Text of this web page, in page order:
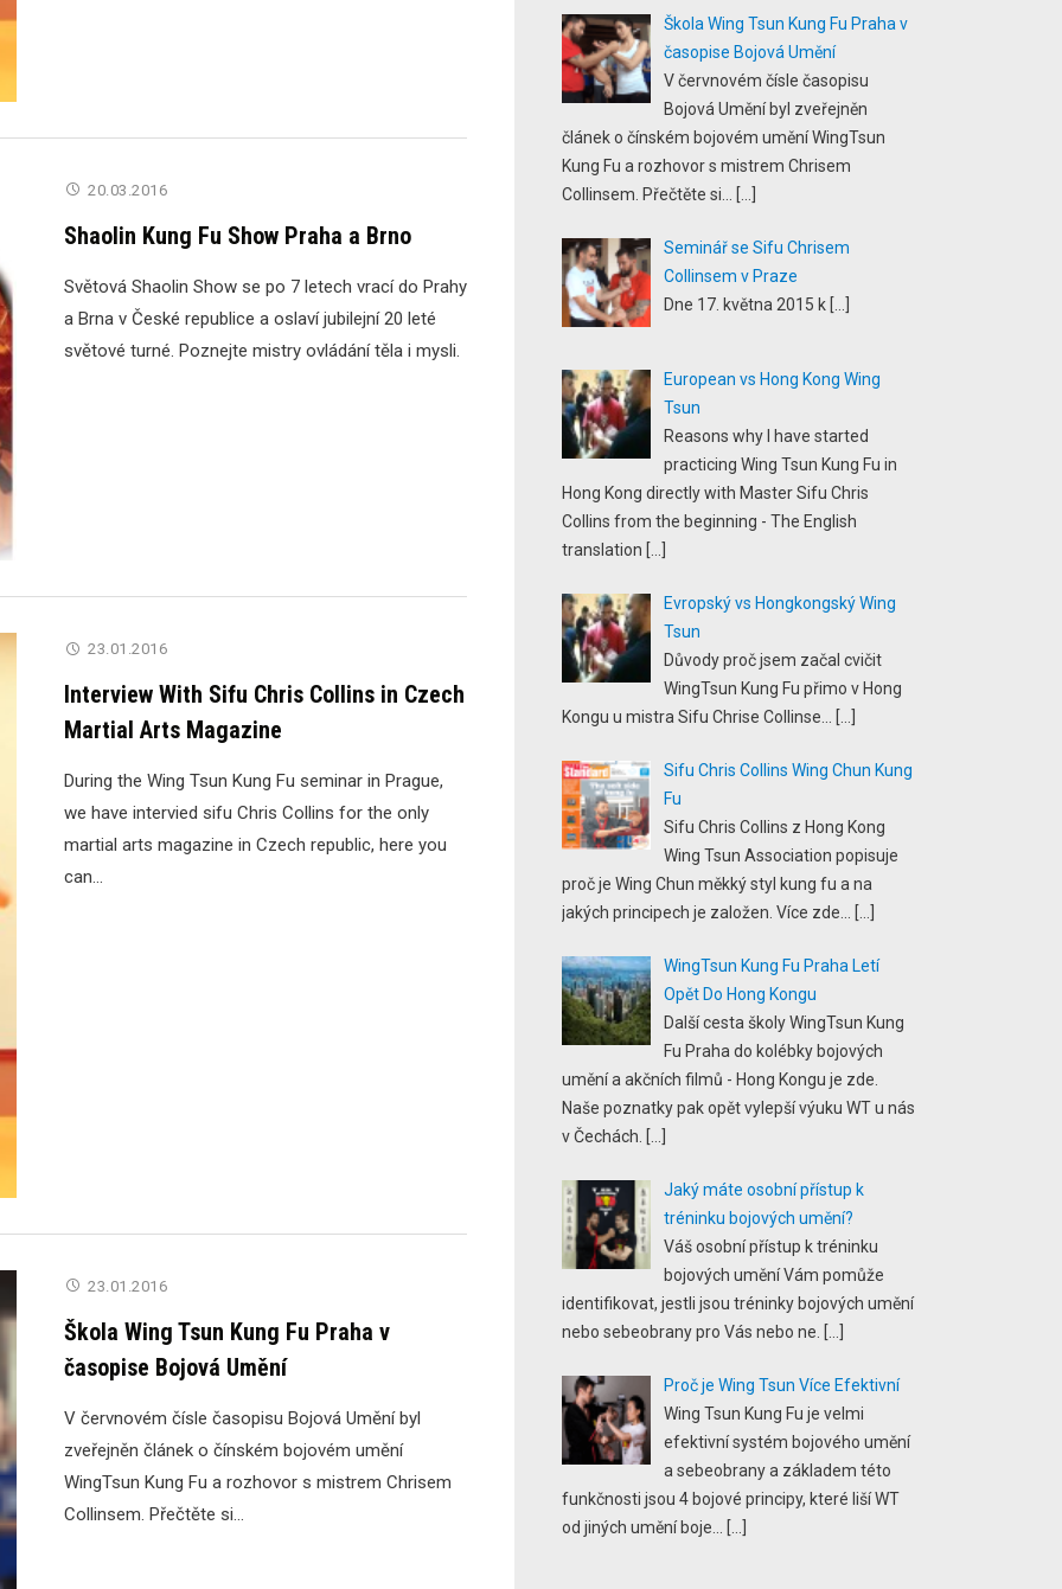
20.03.2016
Shaolin Kung Fu Show Praha a Brno
Světová Shaolin Show se po 7 letech vrací do Prahy
a Brna v České republice a oslaví jubilejní 20 leté
světové turné. Poznejte mistry ovládání těla i mysli.
23.01.2016
Interview With Sifu Chris Collins in Czech
Martial Arts Magazine
During the Wing Tsun Kung Fu seminar in Prague,
we have intervied sifu Chris Collins for the only
martial arts magazine in Czech republic, here you
can...
23.01.2016
Škola Wing Tsun Kung Fu Praha v
časopise Bojová Umění
V červnovém čísle časopisu Bojová Umění byl
zveřejněn článek o čínském bojovém umění
WingTsun Kung Fu a rozhovor s mistrem Chrisem
Collinsem. Přečtěte si...
Škola Wing Tsun Kung Fu Praha v
časopise Bojová Umění
V červnovém čísle časopisu
Bojová Umění byl zveřejněn
článek o čínském bojovém umění WingTsun
Kung Fu a rozhovor s mistrem Chrisem
Collinsem. Přečtěte si...
Seminář se Sifu Chrisem
Collinsem v Praze
Dne 17. května 2015 k
European vs Hong Kong Wing
Tsun
Reasons why I have started
practicing Wing Tsun Kung Fu in
Hong Kong directly with Master Sifu Chris
Collins from the beginning - The English
translation
Evropský vs Hongkongský Wing
Tsun
Důvody proč jsem začal cvičit
WingTsun Kung Fu přimo v Hong
Kongu u mistra Sifu Chrise Collinse...
Sifu Chris Collins Wing Chun Kung
Fu
Sifu Chris Collins z Hong Kong
Wing Tsun Association popisuje
proč je Wing Chun měkký styl kung fu a na
jakých principech je založen. Více zde...
WingTsun Kung Fu Praha Letí
Opět Do Hong Kongu
Další cesta školy WingTsun Kung
Fu Praha do kolébky bojových
umění a akčních filmů - Hong Kongu je zde.
Naše poznatky pak opět vylepší výuku WT u nás
v Čechách.
Jaký máte osobní přístup k
tréninku bojových umění?
Váš osobní přístup k tréninku
bojových umění Vám pomůže
identifikovat, jestli jsou tréninky bojových umění
nebo sebeobrany pro Vás nebo ne.
Proč je Wing Tsun Více Efektivní
Wing Tsun Kung Fu je velmi
efektivní systém bojového umění
a sebeobrany a základem této
funkčnosti jsou 4 bojové principy, které liší WT
od jiných umění boje...